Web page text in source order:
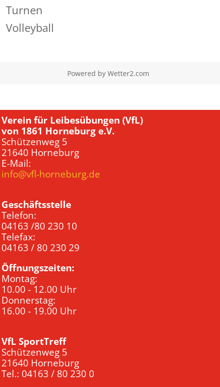
Turnen
Volleyball
Powered by Wetter2.com
Verein für Leibesübungen (VfL)
von 1861 Horneburg e.V.
Schützenweg 5
21640 Horneburg
E-Mail:
info@vfl-horneburg.de
Geschäftsstelle
Telefon:
04163 /80 230 10
Telefax:
04163 / 80 230 29
Öffnungszeiten:
Montag:
10.00 - 12.00 Uhr
Donnerstag:
16.00 - 19.00 Uhr
VfL SportTreff
Schützenweg 5
21640 Horneburg
Tel.: 04163 / 80 230 0